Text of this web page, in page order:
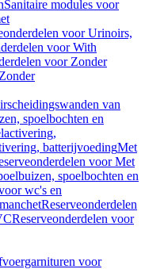
Sanitaire modules voor
voor Urinoirs,
voor With
voor Zonder
van
spoelbochten en
batterijvoedingMet
voor Met
spoelbochten en
wc's en
Reserveonderdelen
Reserveonderdelen voor
voor